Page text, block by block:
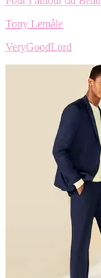
Tony Lemâle
VeryGoodLord